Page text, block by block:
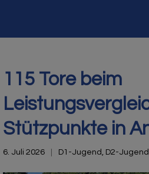
115 Tore beim
Stützpunkte in
6. Juli 2026 D1-Jugend , D2-Jugend